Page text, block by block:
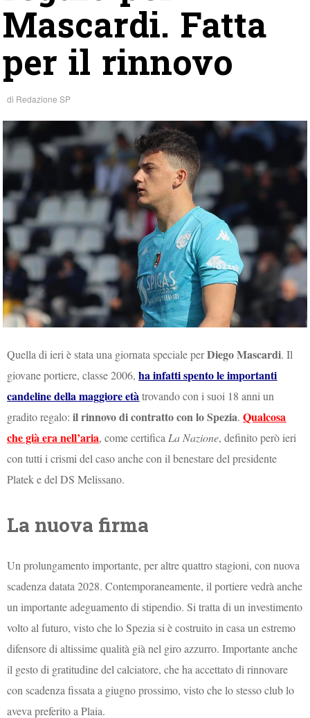
Mascardi. Fatta
per il rinnovo
di Redazione SP
Quella di ieri è stata una giornata speciale perDiego Mascardi. Il
giovane portiere, classe 2006,ha infatti spento le importanti
candeline della maggiore etàtrovando con i suoi 18 anni un
gradito regalo:il rinnovo di contratto con lo Spezia.Qualcosa
che già era nell’aria, come certifica La Nazione, definito però ieri
con tutti i crismi del caso anche con il benestare del presidente
Platek e del DS Melissano.
La nuova firma
Un prolungamento importante, per altre quattro stagioni, con nuova
scadenza datata 2028. Contemporaneamente, il portiere vedrà anche
un importante adeguamento di stipendio. Si tratta di un investimento
volto al futuro, visto che lo Spezia si è costruito in casa un estremo
difensore di altissime qualità già nel giro azzurro. Importante anche
il gesto di gratitudine del calciatore, che ha accettato di rinnovare
con scadenza fissata a giugno prossimo, visto che lo stesso club lo
aveva preferito a Plaia.